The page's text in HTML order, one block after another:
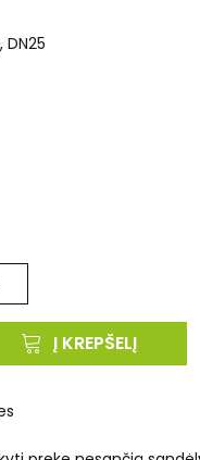
DN25
Į KREPŠELĮ